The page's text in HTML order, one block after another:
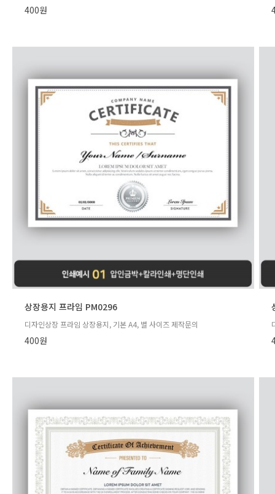
400원
상장용지 프라임 PM0296
디자인상장 프라임 상장용지, 기본 A4, 별 사이즈 제작문의
400원